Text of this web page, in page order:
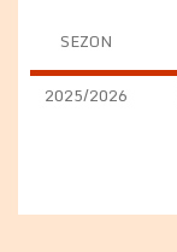
SEZON
2025/2026